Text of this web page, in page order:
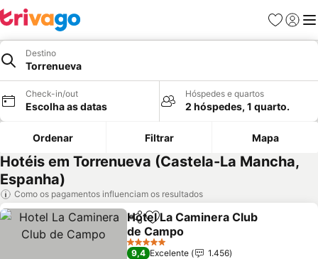
Favoritos
Iniciar
Destino
Torrenueva
Check-in/out
Escolha as datas
Hóspedes e quartos
2 hóspedes, 1 quarto.
Ordenar Filtrar Mapa
Hotéis em Torrenueva (Castela-La Mancha,
Espanha)
Como os pagamentos influenciam os resultados
PartilharAdicionar aos favoritos
Hotel La Caminera Club
de Campo
Ver preços
5 Estrelas
9,4 Excelente
1.456